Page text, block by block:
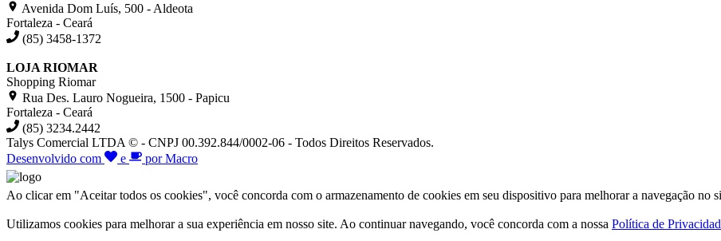
Avenida Dom Luís, 500 - Aldeota
Fortaleza - Ceará
(85) 3458-1372
LOJA RIOMAR
Shopping Riomar
Rua Des. Lauro Nogueira, 1500 - Papicu
Fortaleza - Ceará
(85) 3234.2442
Talys Comercial LTDA © - CNPJ 00.392.844/0002-06 - Todos Direitos Reservados.
Desenvolvido com
e por Macro
Ao clicar em "Aceitar todos os cookies", você concorda com o armazenamento de cookies em seu dispositivo para melhorar a navegação no
Utilizamos cookies para melhorar a sua experiência em nosso site. Ao continuar navegando, você concorda com a nossa Política de